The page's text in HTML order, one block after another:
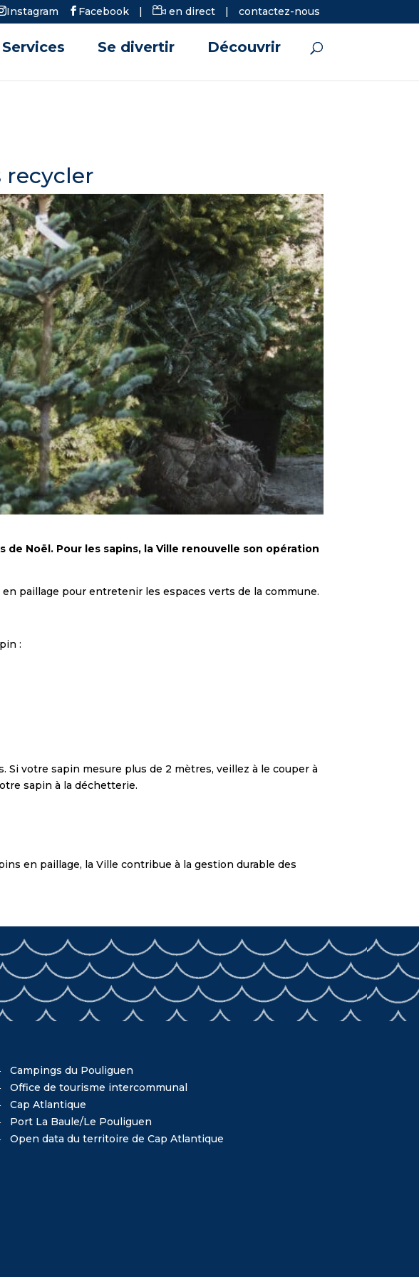
Instagram Facebook | en direct | contactez-nous
Services Se divertir Découvrir
recycler
Noël. Pour les sapins, la Ville renouvelle son opération
paillage pour entretenir les espaces verts de la commune.
:
Si votre sapin mesure plus de 2 mètres, veillez à le couper à
sapin à la déchetterie.
en paillage, la Ville contribue à la gestion durable des
Campings du Pouliguen
Office de tourisme intercommunal
Cap Atlantique
Port La Baule/Le Pouliguen
Open data du territoire de Cap Atlantique